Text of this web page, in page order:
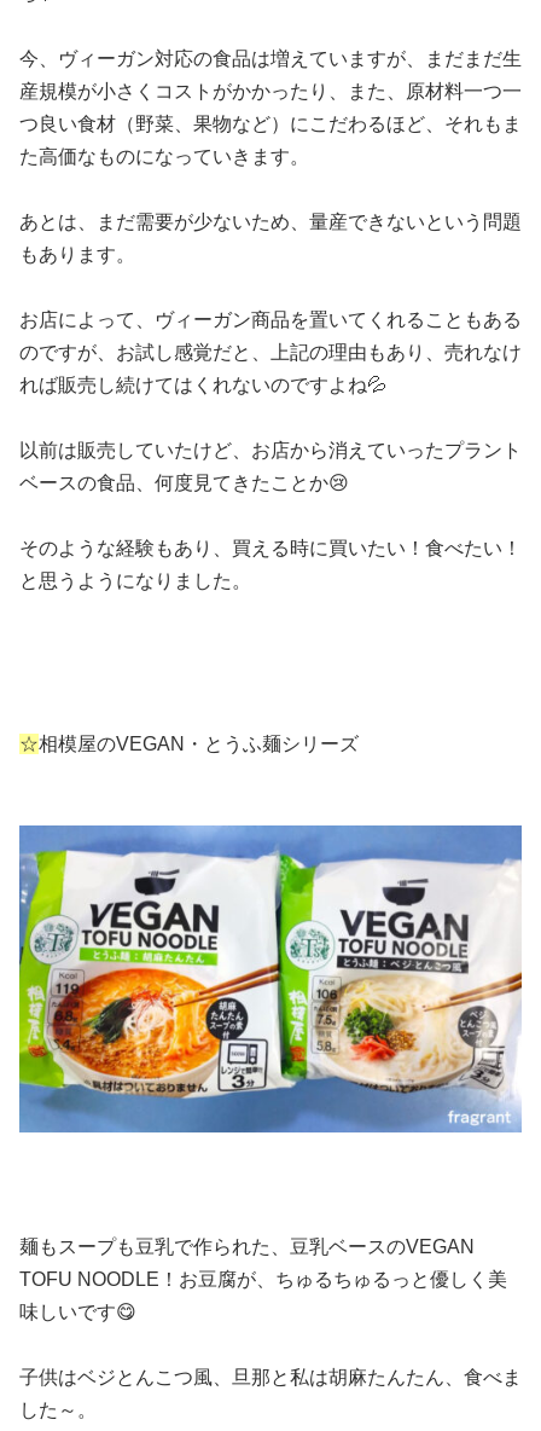
今、ヴィーガン対応の食品は増えていますが、まだまだ生
産規模が小さくコストがかかったり、また、原材料一つ一
つ良い食材（野菜、果物など）にこだわるほど、それもま
た高価なものになっていきます。
あとは、まだ需要が少ないため、量産できないという問題
もあります。
お店によって、ヴィーガン商品を置いてくれることもある
のですが、お試し感覚だと、上記の理由もあり、売れなけ
れば販売し続けてはくれないのですよね💦
以前は販売していたけど、お店から消えていったプラント
ベースの食品、何度見てきたことか😢
そのような経験もあり、買える時に買いたい！食べたい！
と思うようになりました。
☆相模屋のVEGAN・とうふ麺シリーズ
麺もスープも豆乳で作られた、豆乳ベースのVEGAN
TOFU NOODLE！お豆腐が、ちゅるちゅるっと優しく美
味しいです😋
子供はベジとんこつ風、旦那と私は胡麻たんたん、食べま
した～。